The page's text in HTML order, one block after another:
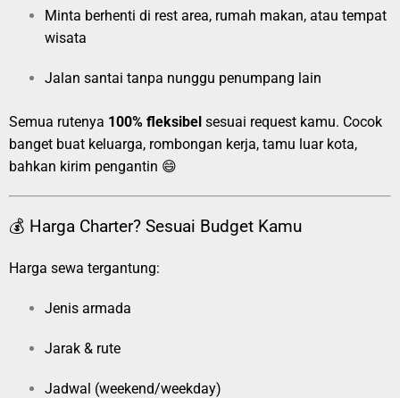
Minta berhenti di rest area, rumah makan, atau tempat
wisata
Jalan santai tanpa nunggu penumpang lain
Semua rutenya 100% fleksibel sesuai request kamu. Cocok
banget buat keluarga, rombongan kerja, tamu luar kota,
bahkan kirim pengantin 😄
💰 Harga Charter? Sesuai Budget Kamu
Harga sewa tergantung:
Jenis armada
Jarak & rute
Jadwal (weekend/weekday)